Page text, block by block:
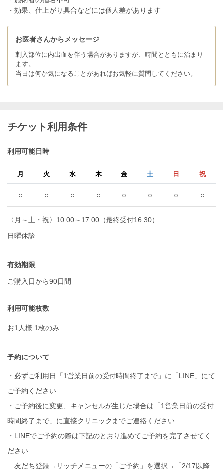
・効果、仕上がり具合などには個人差があります
お医者さんからメッセージ
刺入部位に内出血を伴う場合がありますが、時間とともに治まり
ます。
当日は何か気になることがあればお気軽に質問してください。
チケット利用条件
利用可能日時
月 火 水 木 金 土 日 祝
○ ○ ○ ○ ○ ○ ○ ○
〈月～土・祝〉10:00～17:00（最終受付16:30）
日曜休診
有効期限
ご購入日から90日間
利用可能枚数
お1人様 1枚のみ
予約について
・必ずご利用日「1営業日前の受付時間終了まで」に「LINE」にて
ご予約ください
・ご予約後に変更、キャンセルが生じた場合は「1営業日前の受付
時間終了まで」に直接クリニックまでご連絡ください
・LINEでご予約の際は下記のとおり進めてご予約を完了させてく
ださい
友だち登録→リッチメニューの「ご予約」を選択→「2/17以降